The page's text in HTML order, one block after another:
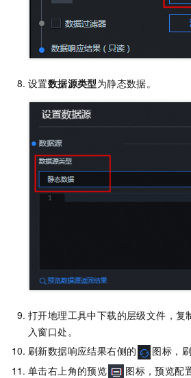
设置数据源类型为静态数据。
打开地理工具中下载的层级文件，复
入窗口处。
刷新数据响应结果右侧的
图标，
单击右上角的预览
图标，预览配